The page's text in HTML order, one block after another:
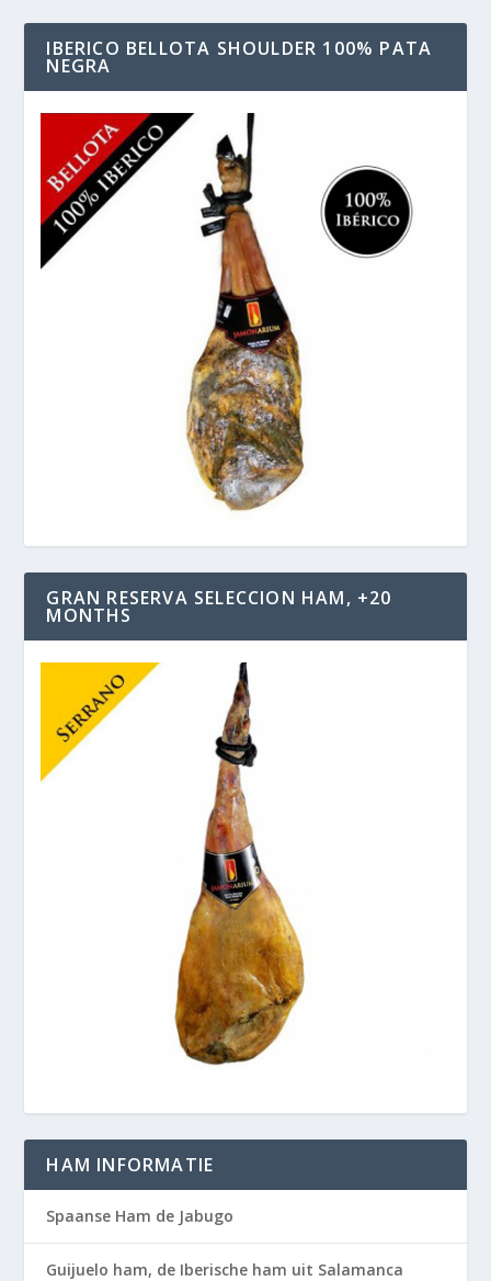
IBERICO BELLOTA SHOULDER 100% PATA
NEGRA
GRAN RESERVA SELECCION HAM, +20
MONTHS
HAM INFORMATIE
Spaanse Ham de Jabugo
Guijuelo ham, de Iberische ham uit Salamanca